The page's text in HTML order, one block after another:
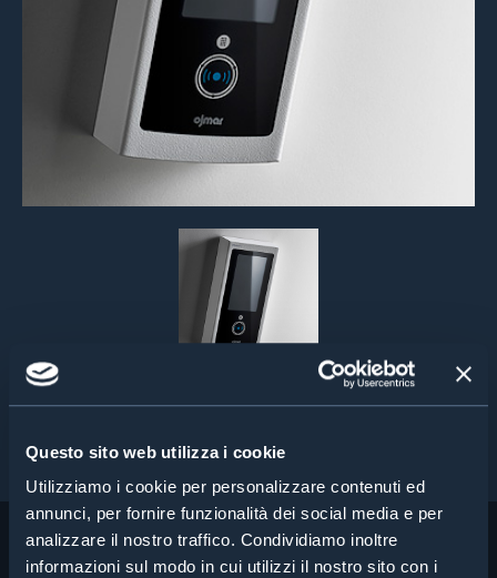
Questo sito web utilizza i cookie
Utilizziamo i cookie per personalizzare contenuti ed
annunci, per fornire funzionalità dei social media e per
analizzare il nostro traffico. Condividiamo inoltre
informazioni sul modo in cui utilizzi il nostro sito con i
PRODOTTI CORRELATI